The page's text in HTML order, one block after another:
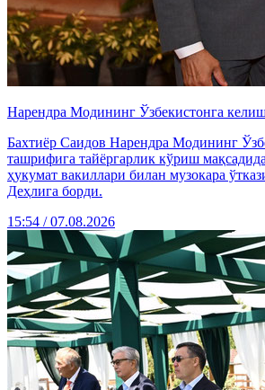
Нарендра Модининг Ўзбекистонга
Бахтиёр Саидов Нарендра Модининг
ташрифига тайёргарлик кўриш
ҳукумат вакиллари билан музокара
Деҳлига борди.
15:54 / 07.08.2026